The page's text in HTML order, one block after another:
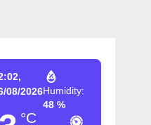
08/2026
°C
Humidity:
48 %